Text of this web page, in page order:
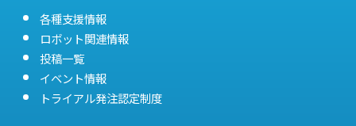
各種支援情報
ロボット関連情報
投稿一覧
イベント情報
トライアル発注認定制度